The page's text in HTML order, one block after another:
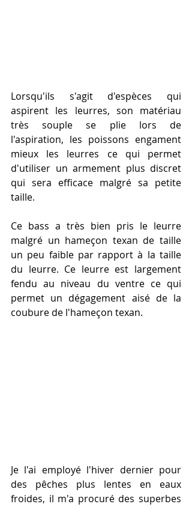
Lorsqu'ils s'agit d'espèces qui
aspirent les leurres, son matériau
très souple se plie lors de
l'aspiration, les poissons engament
mieux les leurres ce qui permet
d'utiliser un armement plus discret
qui sera efficace malgré sa petite
taille.
Ce bass a très bien pris le leurre
malgré un hameçon texan de taille
un peu faible par rapport à la taille
du leurre. Ce leurre est largement
fendu au niveau du ventre ce qui
permet un dégagement aisé de la
coubure de l'hameçon texan.
Je l'ai employé l'hiver dernier pour
des pêches plus lentes en eaux
froides, il m'a procuré des superbes